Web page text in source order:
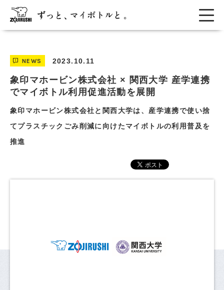
NEWS 2023.10.11
象印マホービン株式会社 × 関西大学 産学連携
でマイボトル利用促進活動を展開
象印マホービン株式会社と関西大学は、産学連携で使い捨
てプラスチックごみ削減に向けたマイボトルの利用普及を
推進